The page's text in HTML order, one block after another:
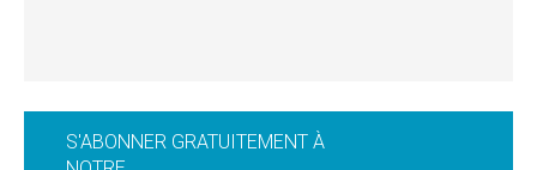
S'ABONNER GRATUITEMENT À